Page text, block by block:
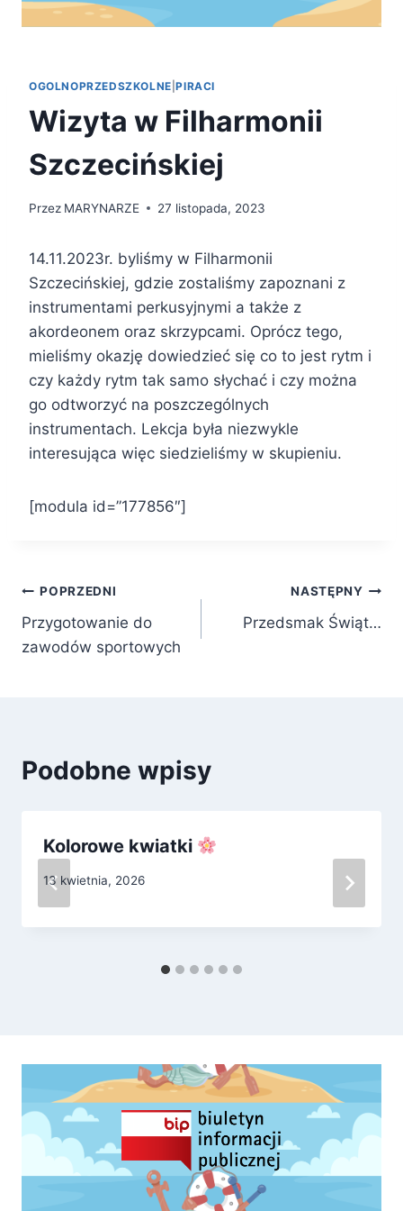
OGOLNOPRZEDSZKOLNE |PIRACI
Wizyta w Filharmonii
Szczecińskiej
Przez MARYNARZE 27 listopada, 2023
14.11.2023r. byliśmy w Filharmonii
Szczecińskiej, gdzie zostaliśmy zapoznani z
instrumentami perkusyjnymi a także z
akordeonem oraz skrzypcami. Oprócz tego,
mieliśmy okazję dowiedzieć się co to jest rytm i
czy każdy rytm tak samo słychać i czy można
go odtworzyć na poszczególnych
instrumentach. Lekcja była niezwykle
interesująca więc siedzieliśmy w skupieniu.
[modula id=”177856″]
Nawigacja
wpisu
POPRZEDNI
Przygotowanie do
zawodów sportowych
NASTĘPNY
Przedsmak Świąt…
Podobne wpisy
Kolorowe kwiatki
13 kwietnia, 2026